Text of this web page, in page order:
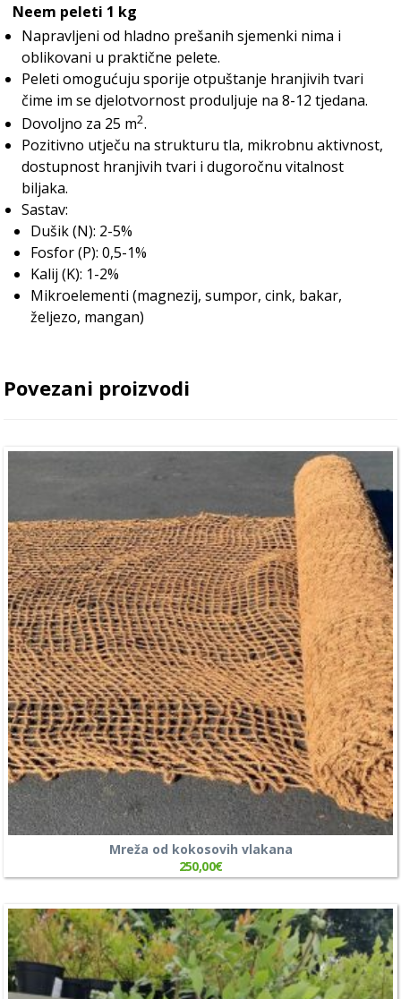
Neem peleti 1 kg
Napravljeni od hladno prešanih sjemenki nima i
oblikovani u praktične pelete.
Peleti omogućuju sporije otpuštanje hranjivih tvari
čime im se djelotvornost produljuje na 8-12 tjedana.
Dovoljno za 25 m2.
Pozitivno utječu na strukturu tla, mikrobnu aktivnost,
dostupnost hranjivih tvari i dugoročnu vitalnost
biljaka.
Sastav:
Dušik (N): 2-5%
Fosfor (P): 0,5-1%
Kalij (K): 1-2%
Mikroelementi (magnezij, sumpor, cink, bakar,
željezo, mangan)
Povezani proizvodi
Mreža od kokosovih vlakana
250,00€